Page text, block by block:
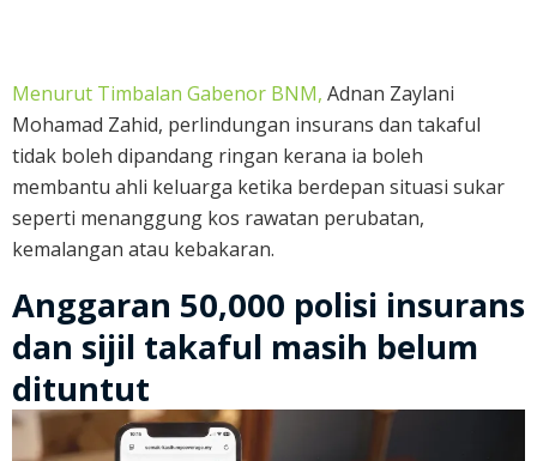
Menurut Timbalan Gabenor BNM, Adnan Zaylani
Mohamad Zahid, perlindungan insurans dan takaful
tidak boleh dipandang ringan kerana ia boleh
membantu ahli keluarga ketika berdepan situasi sukar
seperti menanggung kos rawatan perubatan,
kemalangan atau kebakaran.
Anggaran 50,000 polisi insurans
dan sijil takaful masih belum
dituntut